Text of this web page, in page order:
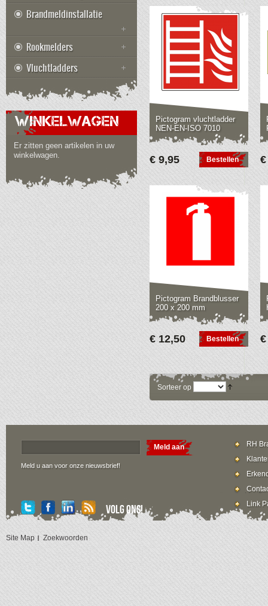
Pictogram vluchtladder
NEN-EN-ISO 7010
€ 9,95 Bestellen
Pictogram Brandblusser
200 x 200 mm
€ 12,50 Bestellen
Sorteer op
Brandmeldinstallatie
Rookmelders
Vluchtladders
WINKELWAGEN
Er zitten geen artikelen in uw
winkelwagen.
Meld aan
Meld u aan voor onze nieuwsbrief!
RH
Link
Volg ons!
Site Map Zoekwoorden